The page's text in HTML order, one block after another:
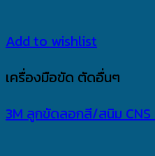
Add to wishlist
เครื่องมือขัด ตัดอื่นๆ
3M ลูกขัดลอกสี/สนิม CNS